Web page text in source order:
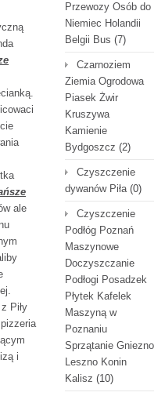
ale
Piły
i
Przewozy Osób do
Niemiec Holandii
Belgii Bus (7)
Czarnoziem
Ziemia Ogrodowa
Piasek Żwir
Kruszywa
Kamienie
Bydgoszcz (2)
Czyszczenie
dywanów Piła(0)
Czyszczenie
Podłóg Poznań
Maszynowe
Doczyszczanie
Podłogi Posadzek
Płytek Kafelek
Maszyną w
Poznaniu
Sprzątanie Gniezno
Leszno Konin
Kalisz (10)